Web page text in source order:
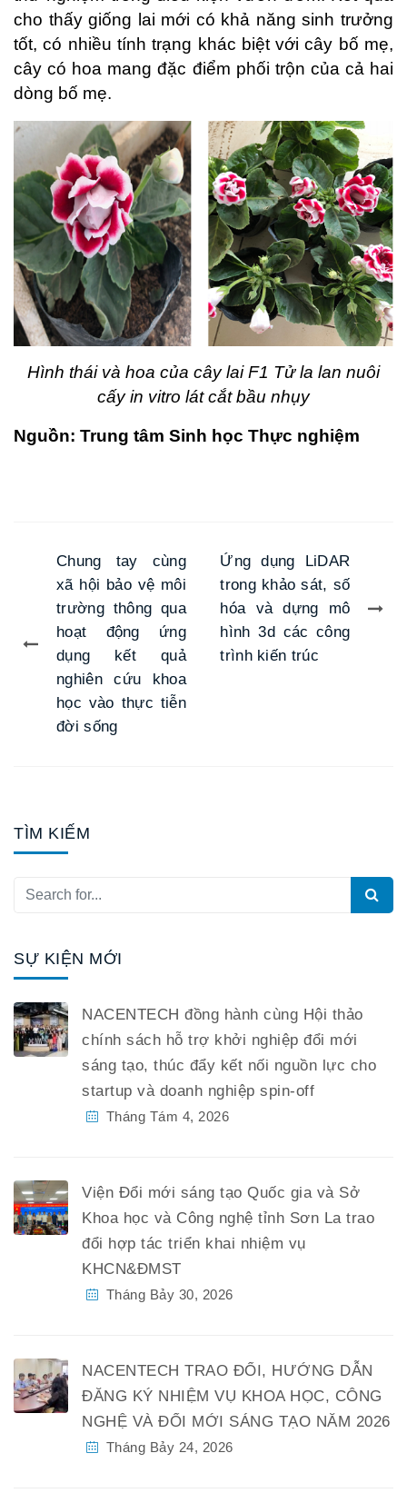
cho thấy giống lai mới có khả năng sinh trưởng
tốt, có nhiều tính trạng khác biệt với cây bố mẹ,
cây có hoa mang đặc điểm phối trộn của cả hai
dòng bố mẹ.
Hình thái và hoa của cây lai F1 Tử la lan nuôi
cấy in vitro lát cắt bầu nhụy
Nguồn: Trung tâm Sinh học Thực nghiệm
Chung tay cùng
xã hội bảo vệ môi
trường thông qua
hoạt động ứng
dụng kết quả
nghiên cứu khoa
học vào thực tiễn
đời sống
Ứng dụng LiDAR
trong khảo sát, số
hóa và dựng mô
hình 3d các công
trình kiến trúc
TÌM KIẾM
SỰ KIỆN MỚI
NACENTECH đồng hành cùng Hội thảo
chính sách hỗ trợ khởi nghiệp đổi mới
sáng tạo, thúc đẩy kết nối nguồn lực cho
startup và doanh nghiệp spin-off
Tháng Tám 4, 2026
Viện Đổi mới sáng tạo Quốc gia và Sở
Khoa học và Công nghệ tỉnh Sơn La trao
đổi hợp tác triển khai nhiệm vụ
KHCN&ĐMST
Tháng Bảy 30, 2026
NACENTECH TRAO ĐỔI, HƯỚNG DẪN
ĐĂNG KÝ NHIỆM VỤ KHOA HỌC, CÔNG
NGHỆ VÀ ĐỔI MỚI SÁNG TẠO NĂM 2026
Tháng Bảy 24, 2026